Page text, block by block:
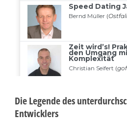
Die Legende des
Entwicklers